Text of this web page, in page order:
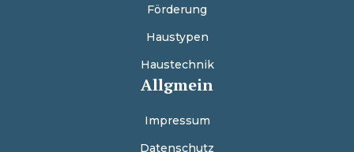
Förderung
Haustypen
Haustechnik
Allgmein
Impressum
Datenschutz